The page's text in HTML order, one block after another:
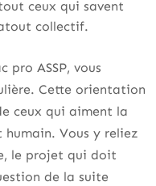
ceux qui savent
collectif.
pro ASSP, vous
Cette orientation
ceux qui aiment la
Vous y reliez
le projet qui doit
de la suite